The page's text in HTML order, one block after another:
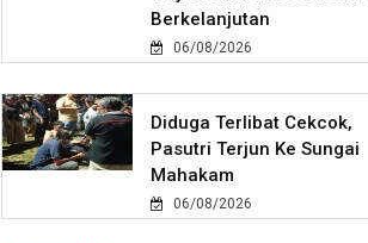
Berkelanjutan
06/08/2026
Diduga Terlibat Cekcok,
Pasutri Terjun Ke Sungai
Mahakam
06/08/2026